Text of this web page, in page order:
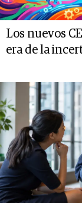
Los nuevos
era de la